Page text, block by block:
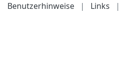
Benutzerhinweise
| Links |